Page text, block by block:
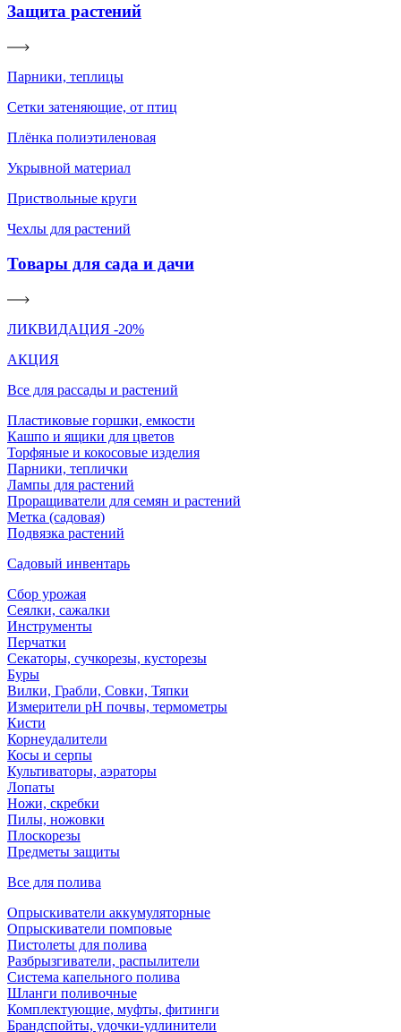
Защита растений
Парники, теплицы
Сетки затеняющие, от птиц
Плёнка полиэтиленовая
Укрывной материал
Приствольные круги
Чехлы для растений
Товары для сада и дачи
ЛИКВИДАЦИЯ -20%
АКЦИЯ
Все для рассады и растений
Пластиковые горшки, емкости
Кашпо и ящики для цветов
Торфяные и кокосовые изделия
Парники, теплички
Лампы для растений
Проращиватели для семян и растений
Метка (садовая)
Подвязка растений
Садовый инвентарь
Сбор урожая
Сеялки, сажалки
Инструменты
Перчатки
Секаторы, сучкорезы, кусторезы
Буры
Вилки, Грабли, Совки, Тяпки
Измерители pH почвы, термометры
Кисти
Корнеудалители
Косы и серпы
Культиваторы, аэраторы
Лопаты
Ножи, скребки
Пилы, ножовки
Плоскорезы
Предметы защиты
Все для полива
Опрыскиватели аккумуляторные
Опрыскиватели помповые
Пистолеты для полива
Разбрызгиватели, распылители
Система капельного полива
Шланги поливочные
Комплектующие, муфты, фитинги
Брандспойты, удочки-удлинители